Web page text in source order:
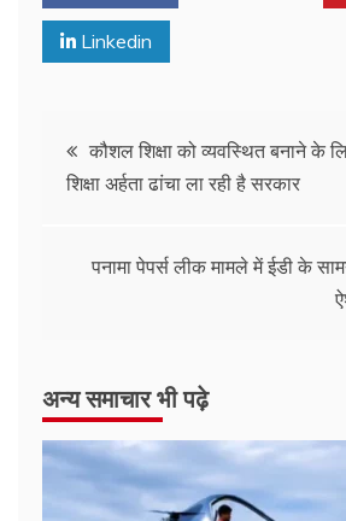
Linkedin
कौशल शिक्षा को व्यवस्थित बनाने के
शिक्षा अर्हता ढांचा ला रही है सरकार
पनामा पेपर्स लीक मामले में ईडी के
अन्य समाचार भी पढ़े